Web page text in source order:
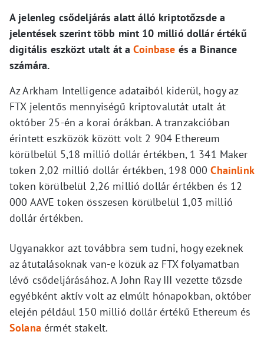
A jelenleg csődeljárás alatt álló kriptotőzsde a
jelentések szerint több mint 10 millió dollár értékű
digitális eszközt utalt át aCoinbase és a Binance
számára.
Az Arkham Intelligence adataiból kiderül, hogy az
FTX jelentős mennyiségű kriptovalutát utalt át
október 25-én a korai órákban. A tranzakcióban
érintett eszközök között volt 2 904 Ethereum
körülbelül 5,18 millió dollár értékben, 1 341 Maker
token 2,02 millió dollár értékben, 198 000Chainlink
token körülbelül 2,26 millió dollár értékben és 12
000 AAVE token összesen körülbelül 1,03 millió
dollár értékben.
Ugyanakkor azt továbbra sem tudni, hogy ezeknek
az átutalásoknak van-e közük az FTX folyamatban
lévő csődeljárásához. A John Ray III vezette tőzsde
egyébként aktív volt az elmúlt hónapokban, október
elején például 150 millió dollár értékű Ethereum és
Solana érmét stakelt.